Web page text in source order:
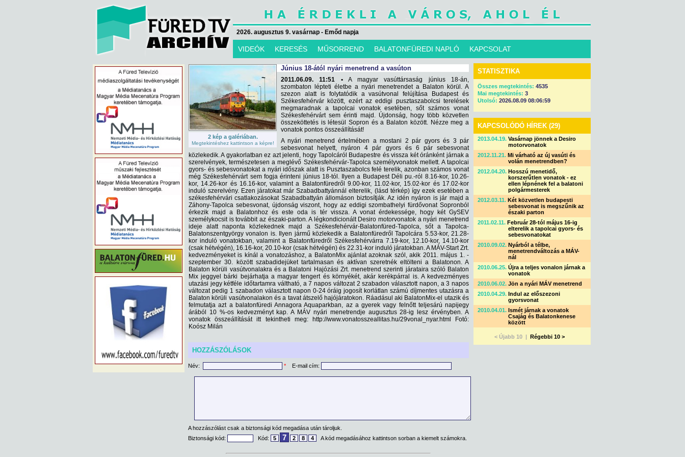
2026. augusztus 9. vasárnap - Emőd napja
VIDEÓK KERESÉS MŰSORREND BALATONFÜREDI NAPLÓ KAPCSOLAT
2 kép a galériában.
Megtekintéshez kattintson a képre!
Június 18-ától nyári menetrend a vasúton
2011.06.09. 11:51 •A magyar vasúttársaság június 18-án,
szombaton lépteti életbe a nyári menetrendet a Balaton körül. A
szezon alatt is folytatódik a vasútvonal felújítása Budapest és
Székesfehérvár között, ezért az eddigi pusztaszabolcsi terelések
megmaradnak a tapolcai vonatok esetében, sőt számos vonat
Székesfehérvárt sem érinti majd. Újdonság, hogy több közvetlen
összeköttetés is létesül Sopron és a Balaton között. Nézze meg a
vonatok pontos összeállítását!
A nyári menetrend értelmében a mostani 2 pár gyors és 3 pár
sebesvonat helyett, nyáron 4 pár gyors és 6 pár sebesvonat
közlekedik. A gyakorlatban ez azt jelenti, hogy Tapolcáról Budapestre és vissza két óránként járnak a
szerelvények, természetesen a meglévő Székesfehérvár-Tapolca személyvonatok mellett. A tapolcai
gyors- és sebesvonatokat a nyári időszak alatt is Pusztaszabolcs felé terelik, azonban számos vonat
még Székesfehérvárt sem fogja érinteni június 18-tól. Ilyen a Budapest Déli pu.-ról 8.16-kor, 10.26-
kor, 14.26-kor és 16.16-kor, valamint a Balatonfüredről 9.00-kor, 11.02-kor, 15.02-kor és 17.02-kor
induló szerelvény. Ezen járatokat már Szabadbattyánnál elterelik, (lásd térkép) így ezek esetében a
székesfehérvári csatlakozásokat Szabadbattyán állomáson biztosítják. Az idén nyáron is jár majd a
Záhony-Tapolca sebesvonat, újdonság viszont, hogy az eddigi szombathelyi fürdővonat Sopronból
érkezik majd a Balatonhoz és este oda is tér vissza. A vonat érdekessége, hogy két GySEV
személykocsit is továbbit az északi-parton. A légkondicionált Desiro motorvonatok a nyári menetrend
ideje alatt naponta közlekednek majd a Székesfehérvár-Balatonfüred-Tapolca, sőt a Tapolca-
Balatonszentgyörgy vonalon is. Ilyen jármű közlekedik a Balatonfüredről Tapolcára 5.53-kor, 21.28-
kor induló vonatokban, valamint a Balatonfüredről Székesfehérvárra 7.19-kor, 12.10-kor, 14.10-kor
(csak hétvégén), 16.16-kor, 20.10-kor (csak hétvégén) és 22.31-kor induló járatokban. A MÁV-Start Zrt.
kedvezményeket is kínál a vonatozáshoz, a BalatonMix ajánlat azoknak szól, akik 2011. május 1. -
szeptember 30. között szabadidejüket tartalmasan és aktívan szeretnék eltölteni a Balatonon. A
Balaton körüli vasútvonalakra és a Balatoni Hajózási Zrt. menetrend szerinti járataira szóló Balaton
Mix jeggyel bárki bejárhatja a magyar tengert és környékét, akár kerékpárral is. A kedvezményes
utazási jegy kétféle időtartamra váltható, a 7 napos változat 2 szabadon választott napon, a 3 napos
változat pedig 1 szabadon választott napon 0-24 óráig jogosít korlátlan számú díjmentes utazásra a
Balaton körüli vasútvonalakon és a tavat átszelő hajójáratokon. Ráadásul aki BalatonMix-el utazik és
felmutatja azt a balatonfüredi Annagora Aquaparkban, az a gyerek vagy felnőtt teljesárú napijegy
árából 10 %-os kedvezményt kap. A MÁV nyári menetrendje augusztus 28-ig lesz érvényben. A
vonatok összeállítását itt tekintheti meg: http://www.vonatosszeallitas.hu/29vonal_nyar.html Fotó:
Koósz Milán
HOZZÁSZÓLÁSOK
Név: * E-mail cím:
A hozzászólást csak a biztonsági kód megadása után tároljuk.
Biztonsági kód:
Kód: 5 7 2 8 4 A kód megadásához kattintson sorban a kiemelt számokra.
STATISZTIKA
Összes megtekintés: 4535
Mai megtekintés: 3
Utolsó: 2026.08.09 08:06:59
KAPCSOLÓDÓ HÍREK (29)
2013.04.19. Vasárnap jönnek a Desiro
motorvonatok
2012.11.21. Mi várható az új vasúti és
volán menetrendben?
2012.04.20. Hosszú menetidő,
korszerűtlen vonatok - ez
ellen lépnének fel a balatoni
polgármesterek
2012.03.11. Két közvetlen budapesti
sebesvonat is megszűnik az
északi parton
2011.02.11. Február 28-tól május 16-ig
elterelik a tapolcai gyors- és
sebesvonatokat
2010.09.02. Nyárból a télbe,
menetrendváltozás a MÁV-
nál
2010.06.25. Újra a teljes vonalon járnak a
vonatok
2010.06.02. Jön a nyári MÁV menetrend
2010.04.29. Indul az előszezoni
gyorsvonat
2010.04.01. Ismét járnak a vonatok
Csajág és Balatonkenese
között
< Újabb 10 | Régebbi 10 >